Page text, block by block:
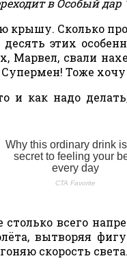
в Особый
крышу. Сколько
этих
Марвел, свали
Тоже хочу
и как надо
всего
вытворяя
скорость